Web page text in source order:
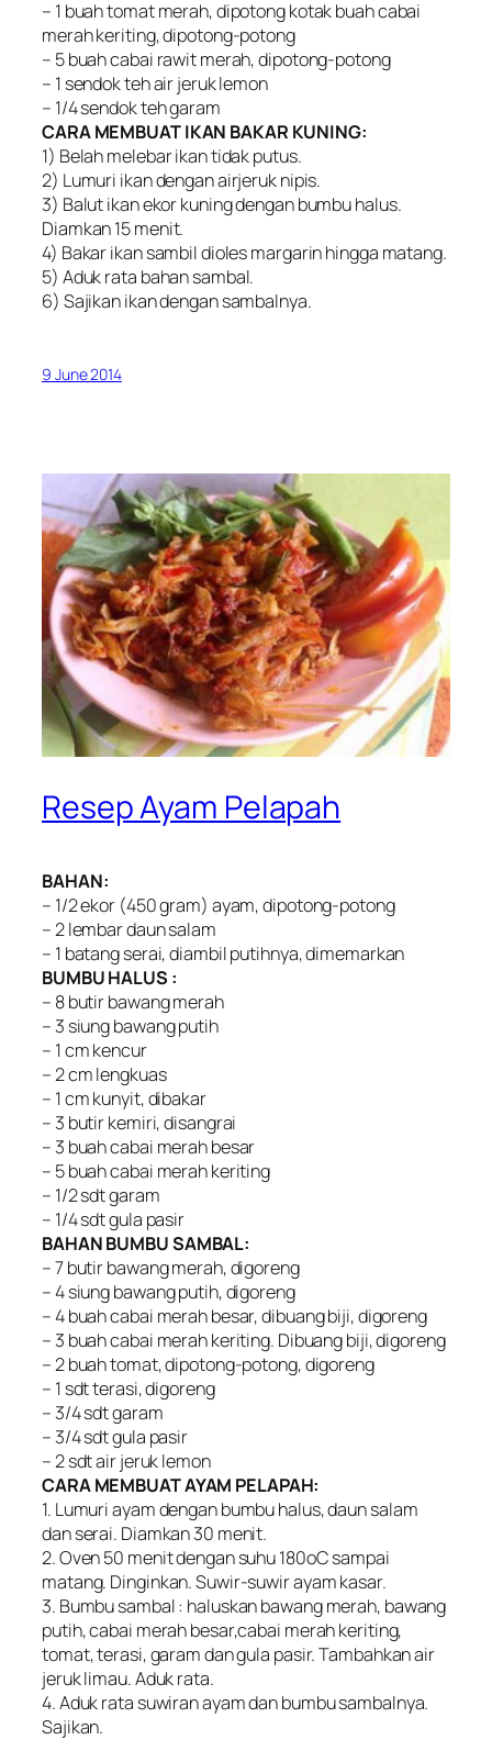
– 1 buah tomat merah, dipotong kotak buah cabai
merah keriting, dipotong-potong
– 5 buah cabai rawit merah, dipotong-potong
– 1 sendok teh air jeruk lemon
– 1/4 sendok teh garam
CARA MEMBUAT IKAN BAKAR KUNING:
1) Belah melebar ikan tidak putus.
2) Lumuri ikan dengan airjeruk nipis.
3) Balut ikan ekor kuning dengan bumbu halus.
Diamkan 15 menit.
4) Bakar ikan sambil dioles margarin hingga matang.
5) Aduk rata bahan sambal.
6) Sajikan ikan dengan sambalnya.
9 June 2014
Resep Ayam Pelapah
BAHAN:
– 1/2 ekor (450 gram) ayam, dipotong-potong
– 2 lembar daun salam
– 1 batang serai, diambil putihnya, dimemarkan
BUMBU HALUS :
– 8 butir bawang merah
– 3 siung bawang putih
– 1 cm kencur
– 2 cm lengkuas
– 1 cm kunyit, dibakar
– 3 butir kemiri, disangrai
– 3 buah cabai merah besar
– 5 buah cabai merah keriting
– 1/2 sdt garam
– 1/4 sdt gula pasir
BAHAN BUMBU SAMBAL:
– 7 butir bawang merah, digoreng
– 4 siung bawang putih, digoreng
– 4 buah cabai merah besar, dibuang biji, digoreng
– 3 buah cabai merah keriting. Dibuang biji, digoreng
– 2 buah tomat, dipotong-potong, digoreng
– 1 sdt terasi, digoreng
– 3/4 sdt garam
– 3/4 sdt gula pasir
– 2 sdt air jeruk lemon
CARA MEMBUAT AYAM PELAPAH:
1. Lumuri ayam dengan bumbu halus, daun salam
dan serai. Diamkan 30 menit.
2. Oven 50 menit dengan suhu 180oC sampai
matang. Dinginkan. Suwir-suwir ayam kasar.
3. Bumbu sambal : haluskan bawang merah, bawang
putih, cabai merah besar,cabai merah keriting,
tomat, terasi, garam dan gula pasir. Tambahkan air
jeruk limau. Aduk rata.
4. Aduk rata suwiran ayam dan bumbu sambalnya.
Sajikan.